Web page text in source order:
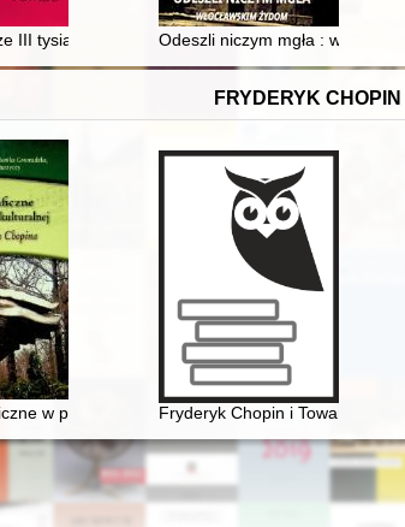
III tysiąclecia p. Chr. - recenzja]
Odeszli niczym mgła :
FRYDERYK CHOPIN
dźwiękowej
w procesie edukacji kulturalnej. Ekspozycje
Fryderyk Chopin i